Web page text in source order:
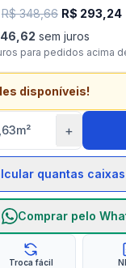
R$ 348,66 R$ 293,24
sem juros
para pedidos acima
disponíveis!
m² +
quantas
Comprar pelo
Troca fácil